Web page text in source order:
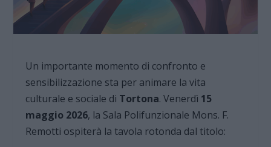
Un importante momento di confronto e
sensibilizzazione sta per animare la vita
culturale e sociale di Tortona. Venerdì 15
maggio 2026, la Sala Polifunzionale Mons. F.
Remotti ospiterà la tavola rotonda dal titolo: